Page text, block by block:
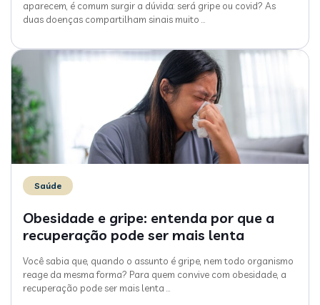
aparecem, é comum surgir a dúvida: será gripe ou covid? As
duas doenças compartilham sinais muito
Saúde
Obesidade e gripe: entenda por que a
recuperação pode ser mais lenta
Você sabia que, quando o assunto é gripe, nem todo organismo
reage da mesma forma? Para quem convive com obesidade, a
recuperação pode ser mais lenta